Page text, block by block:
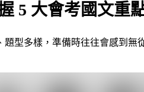
5 大會考國文重
型多樣，準備時往往會感到